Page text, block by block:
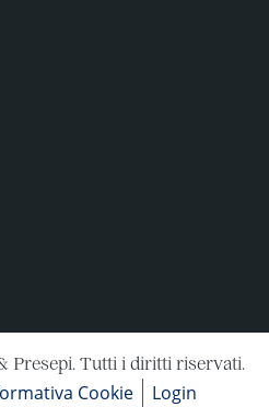
Presepi. Tutti i diritti riservati.
Cookie Login